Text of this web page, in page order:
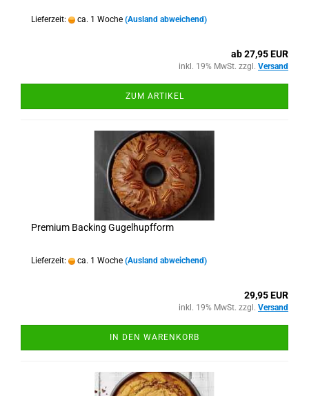
Lieferzeit: ca. 1 Woche (Ausland abweichend)
ab 27,95 EUR
inkl. 19% MwSt. zzgl. Versand
ZUM ARTIKEL
Premium Backing Gugelhupfform
Lieferzeit: ca. 1 Woche (Ausland abweichend)
29,95 EUR
inkl. 19% MwSt. zzgl. Versand
IN DEN WARENKORB